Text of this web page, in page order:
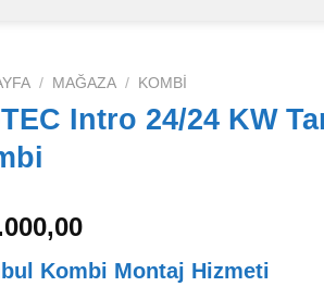
/ MAĞAZA / KOMBI
Intro 24/24 KW
Kombi Montaj Hizmeti